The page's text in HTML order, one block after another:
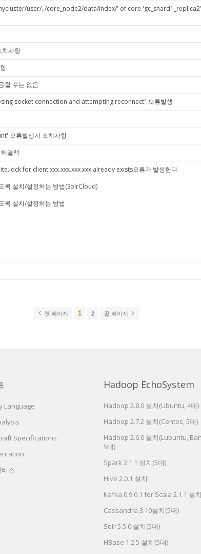
user/../core_node2/data/index/' of core
사항
할 수는 없음
socket connection and attempting reconnect" 오류발생
오류발생시 조치사항
결책
for client xxx.xxx.xxx.xxx already exists오류가 발생한다.
록 설치/설정하는 방법(SolrCloud)
록 설치/설정하는 방법
첫 페이지 1 2 끝 페이지
Language
Specifications
스
Hadoop EchoSystem
Hadoop 2.8.0 설치(Ubuntu, 4대)
Hadoop 2.7.2 설치(Centos, 5대)
Hadoop 2.6.0 설치(Lubuntu,
5대)
Spark 2.1.1 설치(5대)
Hive 2.0.1 설치
Kafka 0.9.0.1 for Scala 2.1.1 설
Cassandra 3.10설치(5대)
Solr 5.5.0 설치(5대)
HBase 1.2.5 설치(5대)